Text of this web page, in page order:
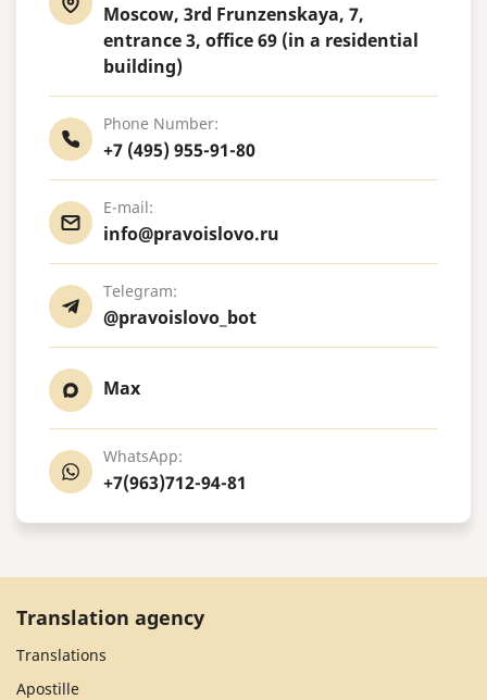
Moscow, 3rd Frunzenskaya, 7,
entrance 3, office 69 (in a residential
building)
Phone Number:
+7 (495) 955-91-80
E-mail:
info@pravoislovo.ru
Telegram:
@pravoislovo_bot
Max
WhatsApp:
+7(963)712-94-81
Translation agency
Translations
Apostille